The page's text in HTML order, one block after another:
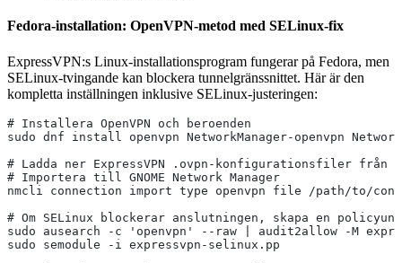
Fedora-installation: OpenVPN-metod med SELinux-fix
ExpressVPN:s Linux-installationsprogram fungerar på Fedora, men
SELinux-tvingande kan blockera tunnelgränssnittet. Här är den
kompletta inställningen inklusive SELinux-justeringen:
# Installera OpenVPN och beroenden
sudo dnf install openvpn NetworkManager-openvpn
# Ladda ner ExpressVPN .ovpn-konfigurationsfiler
# Importera till GNOME Network Manager
nmcli connection import type openvpn file /path/to/
# Om SELinux blockerar anslutningen, skapa en
sudo ausearch -c 'openvpn' --raw | audit2allow -M
sudo semodule -i expressvpn-selinux.pp